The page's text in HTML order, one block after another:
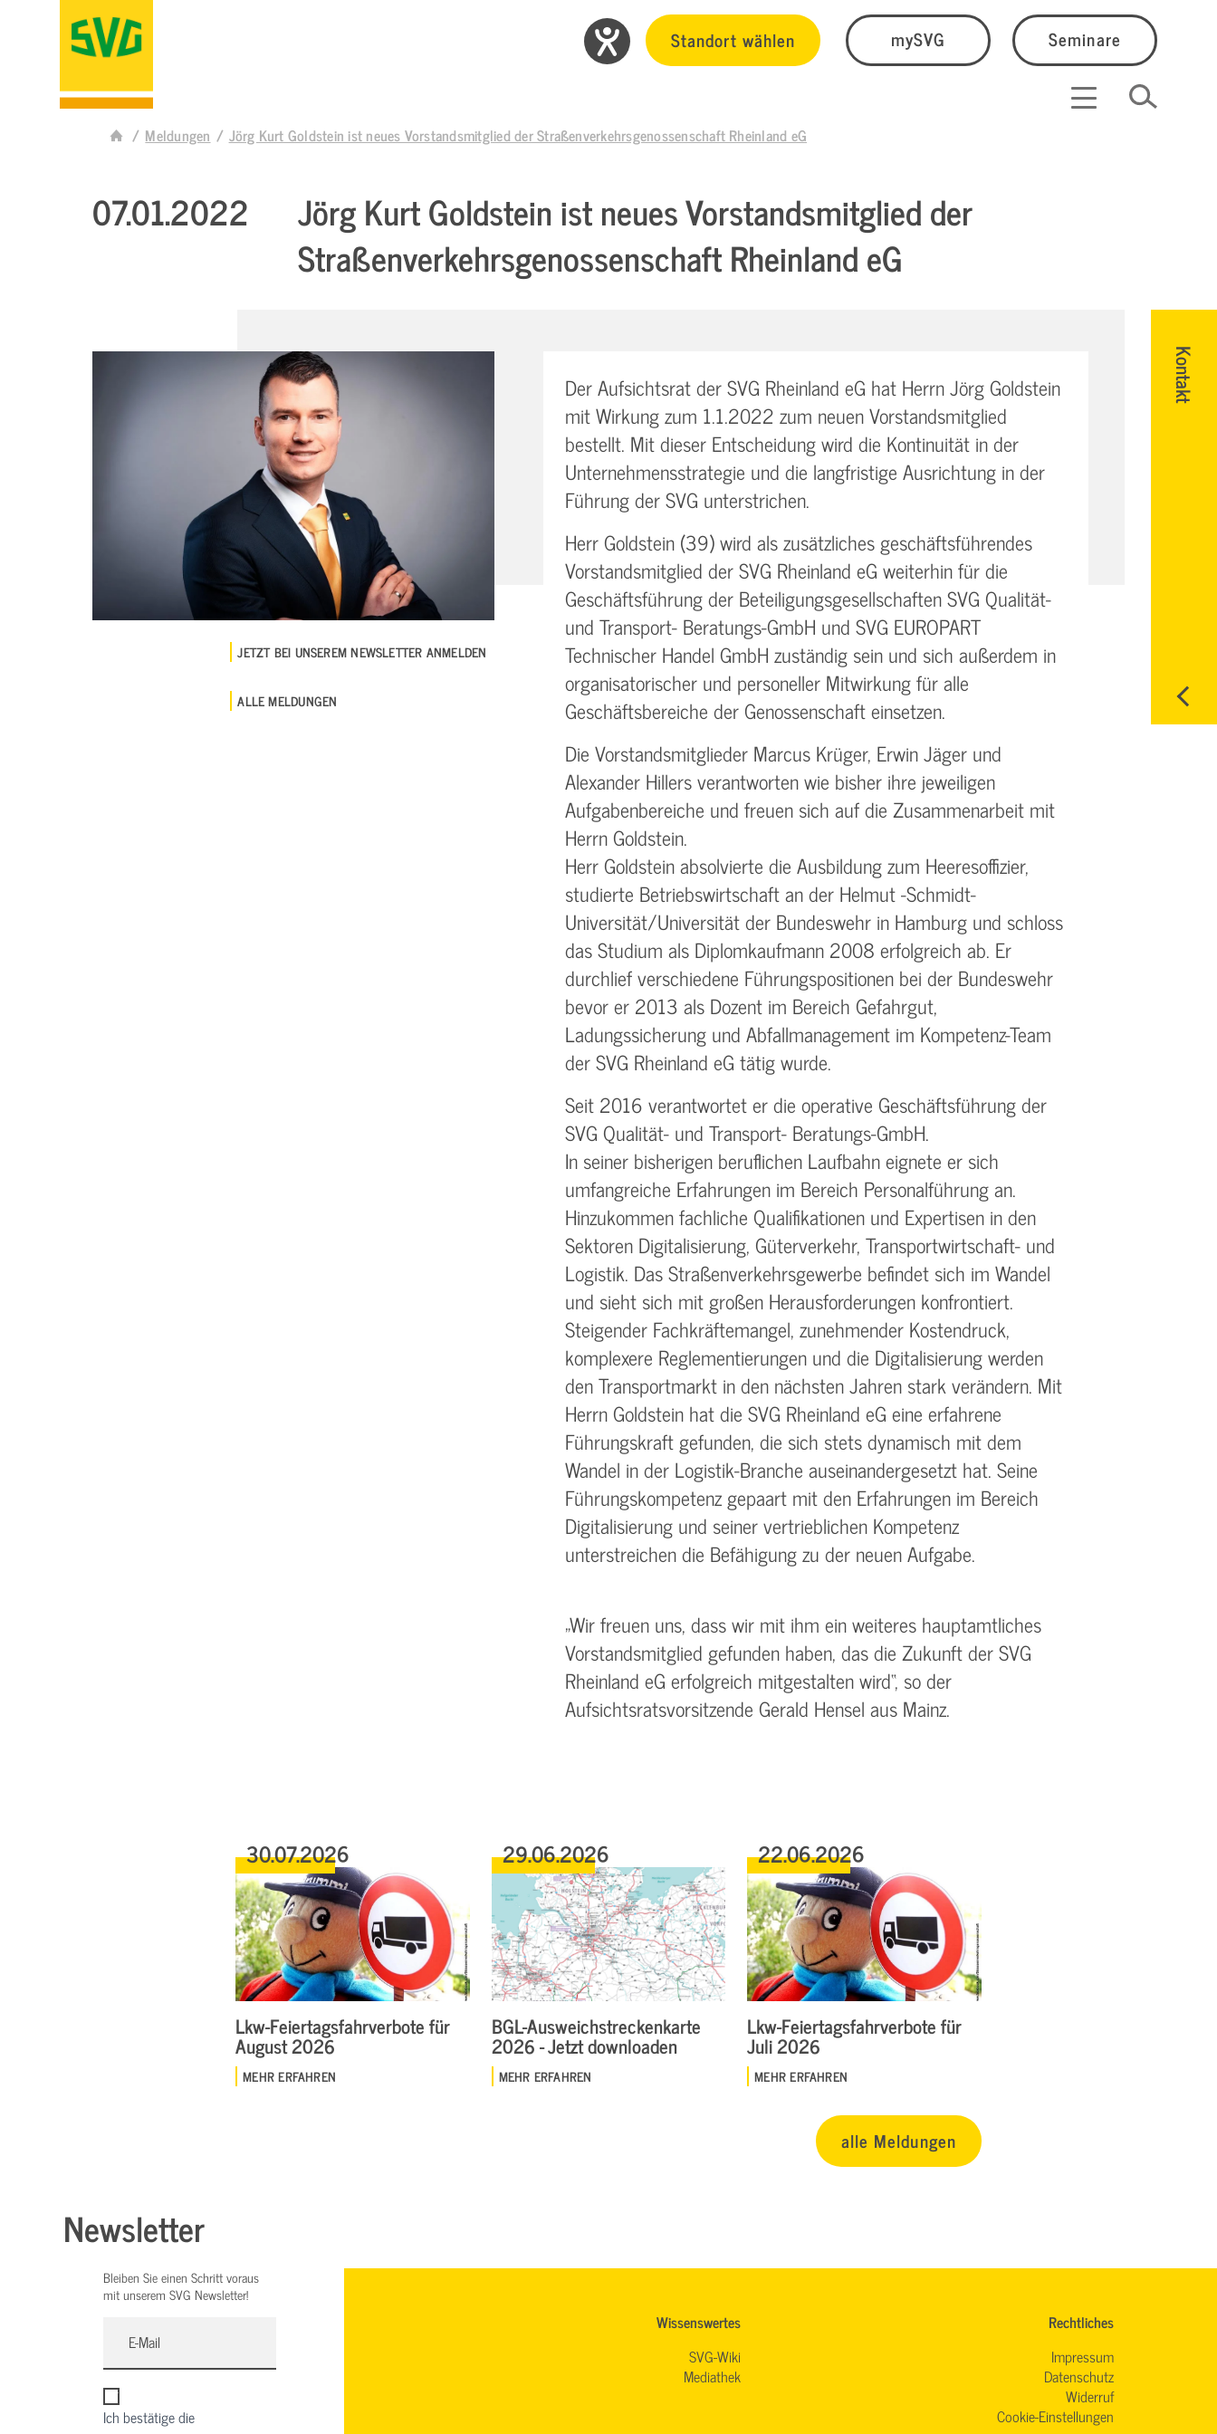
Standort wählen mySVG Seminare
Kontakt
Meldungen Jörg Kurt Goldstein ist neues Vorstandsmitglied der Straßenverkehrsgenossenschaft Rheinland eG
07.01.2022
Jörg Kurt Goldstein ist neues Vorstandsmitglied der
Straßenverkehrsgenossenschaft Rheinland eG
JETZT BEI UNSEREM NEWSLETTER ANMELDEN
ALLE MELDUNGEN
Der Aufsichtsrat der SVG Rheinland eG hat Herrn Jörg Goldstein
mit Wirkung zum 1.1.2022 zum neuen Vorstandsmitglied
bestellt. Mit dieser Entscheidung wird die Kontinuität in der
Unternehmensstrategie und die langfristige Ausrichtung in der
Führung der SVG unterstrichen.
Herr Goldstein (39) wird als zusätzliches geschäftsführendes
Vorstandsmitglied der SVG Rheinland eG weiterhin für die
Geschäftsführung der Beteiligungsgesellschaften SVG Qualität-
und Transport- Beratungs-GmbH und SVG EUROPART
Technischer Handel GmbH zuständig sein und sich außerdem in
organisatorischer und personeller Mitwirkung für alle
Geschäftsbereiche der Genossenschaft einsetzen.
Die Vorstandsmitglieder Marcus Krüger, Erwin Jäger und
Alexander Hillers verantworten wie bisher ihre jeweiligen
Aufgabenbereiche und freuen sich auf die Zusammenarbeit mit
Herrn Goldstein.
Herr Goldstein absolvierte die Ausbildung zum Heeresoffizier,
studierte Betriebswirtschaft an der Helmut -Schmidt-
Universität/Universität der Bundeswehr in Hamburg und schloss
das Studium als Diplomkaufmann 2008 erfolgreich ab. Er
durchlief verschiedene Führungspositionen bei der Bundeswehr
bevor er 2013 als Dozent im Bereich Gefahrgut,
Ladungssicherung und Abfallmanagement im Kompetenz-Team
der SVG Rheinland eG tätig wurde.
Seit 2016 verantwortet er die operative Geschäftsführung der
SVG Qualität- und Transport- Beratungs-GmbH.
In seiner bisherigen beruflichen Laufbahn eignete er sich
umfangreiche Erfahrungen im Bereich Personalführung an.
Hinzukommen fachliche Qualifikationen und Expertisen in den
Sektoren Digitalisierung, Güterverkehr, Transportwirtschaft- und
Logistik. Das Straßenverkehrsgewerbe befindet sich im Wandel
und sieht sich mit großen Herausforderungen konfrontiert.
Steigender Fachkräftemangel, zunehmender Kostendruck,
komplexere Reglementierungen und die Digitalisierung werden
den Transportmarkt in den nächsten Jahren stark verändern. Mit
Herrn Goldstein hat die SVG Rheinland eG eine erfahrene
Führungskraft gefunden, die sich stets dynamisch mit dem
Wandel in der Logistik-Branche auseinandergesetzt hat. Seine
Führungskompetenz gepaart mit den Erfahrungen im Bereich
Digitalisierung und seiner vertrieblichen Kompetenz
unterstreichen die Befähigung zu der neuen Aufgabe.
„Wir freuen uns, dass wir mit ihm ein weiteres hauptamtliches
Vorstandsmitglied gefunden haben, das die Zukunft der SVG
Rheinland eG erfolgreich mitgestalten wird“, so der
Aufsichtsratsvorsitzende Gerald Hensel aus Mainz.
30.07.2026
Lkw-Feiertagsfahrverbote für
August 2026
MEHR ERFAHREN
29.06.2026
BGL-Ausweichstreckenkarte
2026 - Jetzt downloaden
MEHR ERFAHREN
22.06.2026
Lkw-Feiertagsfahrverbote für
Juli 2026
MEHR ERFAHREN
alle Meldungen
Newsletter
Bleiben Sie einen Schritt voraus
mit unserem SVG Newsletter!
Ich bestätige die
Wissenswertes
SVG-Wiki
Mediathek
Rechtliches
Impressum
Datenschutz
Widerruf
Cookie-Einstellungen